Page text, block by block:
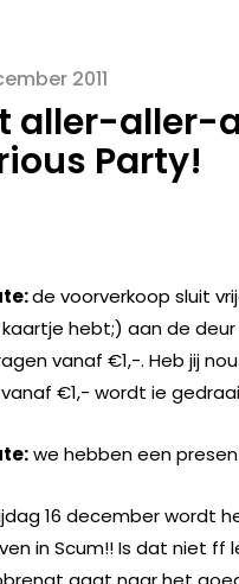
2011
aller-aller-
Party!
de voorverkoop sluit
hebt;) aan de
vanaf €1,-. Heb jij
€1,- wordt ie
we hebben een
16 december wordt
in Scum!! Is dat niet ff